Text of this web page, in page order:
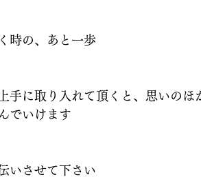
時の、あと一歩
手に取り入れて頂くと、思いのほ
でいけます
いさせて下さい